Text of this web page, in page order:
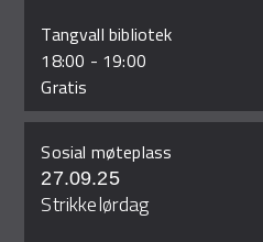
Tangvall bibliotek
18:00 - 19:00
Gratis
Sosial møteplass
27.09.25
Strikkelørdag